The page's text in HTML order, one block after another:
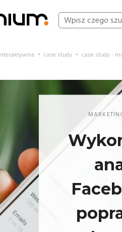
• case study • case study -